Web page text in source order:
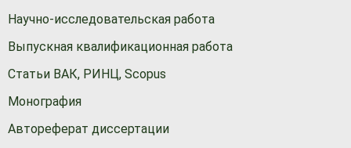
Научно-исследовательская работа
Выпускная квалификационная работа
Статьи ВАК, РИНЦ, Scopus
Монография
Автореферат диссертации